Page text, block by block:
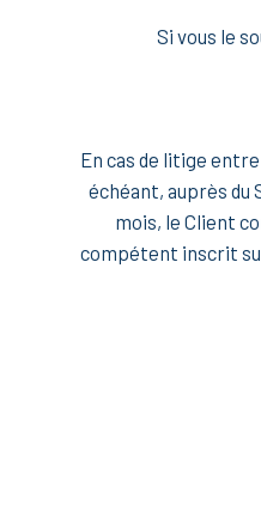
Si vous le
En cas de litige
échéant, auprès du
mois, le Client
compétent inscrit